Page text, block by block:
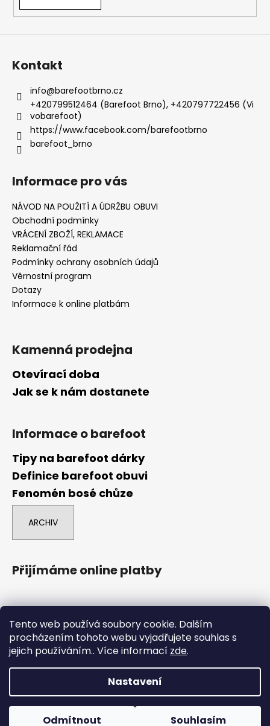
Tento web používá soubory cookie. Dalším
procházením tohoto webu vyjadřujete souhlas s
jejich používáním.. Více informací zde.
Nastavení
Odmítnout Souhlasím
Boty označené POUZE NA ESHOPU nejsou na prodejně, ale
dají se tam objednat na osobní odběr. Boty označené
Kontakt
info@barefootbrno.cz
+420799512464 (Barefoot Brno), +420797722456 (Vi
vobarefoot)
https://www.facebook.com/barefootbrno
barefoot_brno
Informace pro vás
NÁVOD NA POUŽITÍ A ÚDRŽBU OBUVI
Obchodní podmínky
VRÁCENÍ ZBOŽÍ, REKLAMACE
Reklamační řád
Podmínky ochrany osobních údajů
Věrnostní program
Dotazy
Informace k online platbám
Kamenná prodejna
Otevírací doba
Jak se k nám dostanete
Informace o barefoot
Tipy na barefoot dárky
Definice barefoot obuvi
Fenomén bosé chůze
ARCHIV
Přijímáme online platby
comgate
Copyright 2026Barefoot Brno. Všechna práva
vyhrazena.
Upravit nastavení cookies